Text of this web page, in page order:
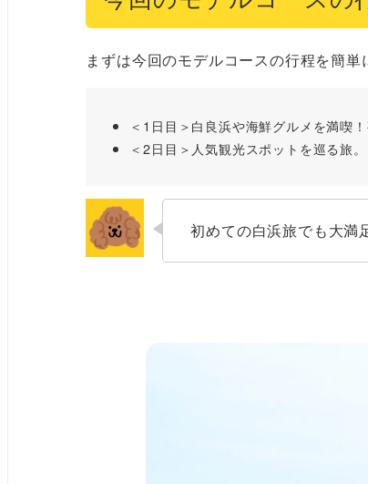
まずは今回のモデルコースの行程を簡単
＜1日目＞白良浜や海鮮グルメを満喫
＜2日目＞人気観光スポットを巡る旅
初めての白浜旅でも大